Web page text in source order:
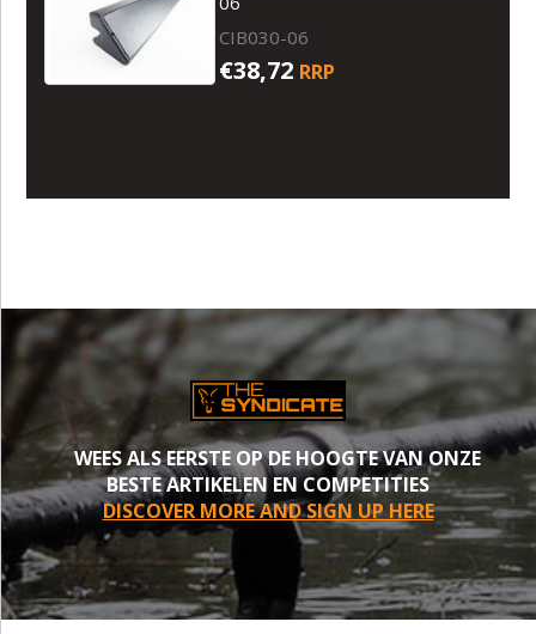
CIB030-06
€38,72 RRP
WEES ALS EERSTE OP DE HOOGTE VAN ONZE
BESTE ARTIKELEN EN COMPETITIES
DISCOVER MORE AND SIGN UP HERE